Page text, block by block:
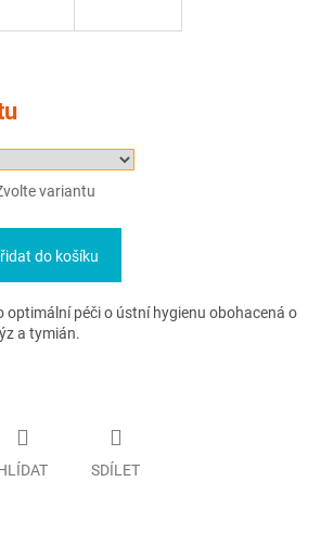
variantu
do košíku
optimální péči o ústní hygienu obohacená o
a tymián.
SDÍLET